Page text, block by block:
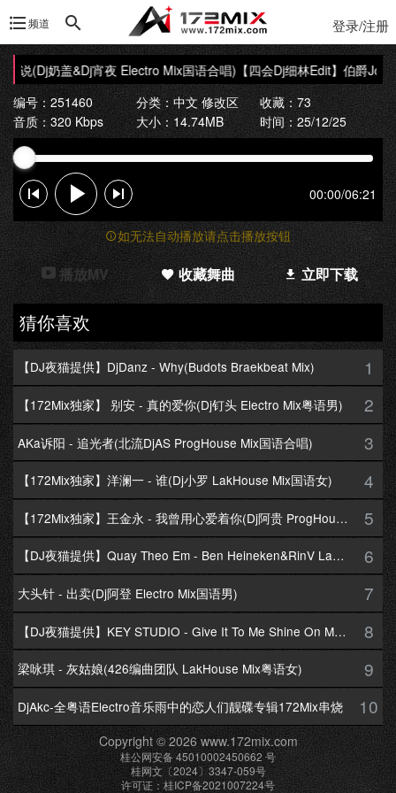
频道 登录/注册
说(Dj奶盖&Dj宵夜 Electro Mix国语合唱)【四会Dj细林Edit】伯爵
编号：251460
分类：中文 修改区
收藏：73
音质：320 Kbps
大小：14.74MB 时间：25/12/25
00:00/06:21
如无法自动播放请点击播放按钮
播放MV 收藏舞曲 立即下载
猜你喜欢
【DJ夜猫提供】DjDanz - Why(Budots Braekbeat Mix) 1
【172Mix独家】 别安 - 真的爱你(Dj钉头 Electro Mix粤语男) 2
AKa诉阳 - 追光者(北流DjAS ProgHouse Mix国语合唱) 3
【172Mix独家】洋澜一 - 谁(Dj小罗 LakHouse Mix国语女) 4
【172Mix独家】王金永 - 我曾用心爱着你(Dj阿贵 ProgHouse Mix国语男) 5
【DJ夜猫提供】Quay Theo Em - Ben Heineken&RinV LakHouse Mix 6
大头针 - 出卖(Dj阿登 Electro Mix国语男) 7
【DJ夜猫提供】KEY STUDIO - Give It To Me Shine On Me By Lambo Thea 8
梁咏琪 - 灰姑娘(426编曲团队 LakHouse Mix粤语女) 9
DjAkc-全粤语Electro音乐雨中的恋人们靓碟专辑172Mix串烧 10
Copyright © 2026 www.172mix.com
桂公网安备 45010002450662 号
桂网文〔2024〕3347-059号
许可证：桂ICP备2021007224号